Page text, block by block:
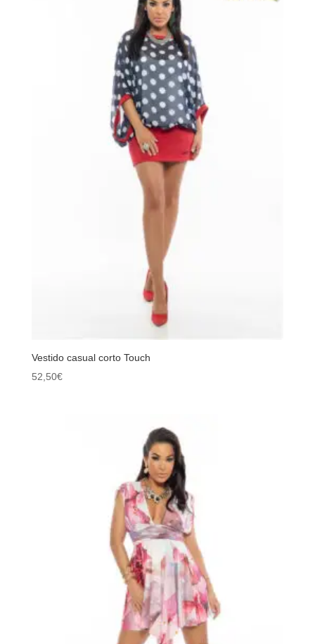
Vestido casual corto Touch
52,50€